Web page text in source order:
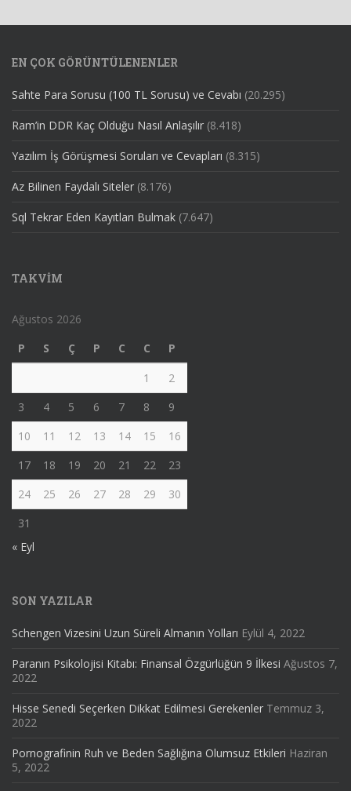
EN ÇOK GÖRÜNTÜLENENLER
Sahte Para Sorusu (100 TL Sorusu) ve Cevabı (20.295)
Ram’in DDR Kaç Olduğu Nasıl Anlaşılır (8.418)
Yazılım İş Görüşmesi Soruları ve Cevapları (8.315)
Az Bilinen Faydalı Siteler (8.176)
Sql Tekrar Eden Kayıtları Bulmak (7.647)
TAKVIM
Ağustos 2026
P
S Ç P C C
P
1
2
3
4 5 6 7 8
9
10
11 12 13 14 15
16
17
18 19 20 21 22
23
24
25 26 27 28 29
30
31
« Eyl
SON YAZILAR
Schengen Vizesini Uzun Süreli Almanın Yolları Eylül 4, 2022
Paranın Psikolojisi Kitabı: Finansal Özgürlüğün 9 İlkesi Ağustos 7,
2022
Hisse Senedi Seçerken Dikkat Edilmesi Gerekenler Temmuz 3,
2022
Pornografinin Ruh ve Beden Sağlığına Olumsuz Etkileri Haziran
5, 2022